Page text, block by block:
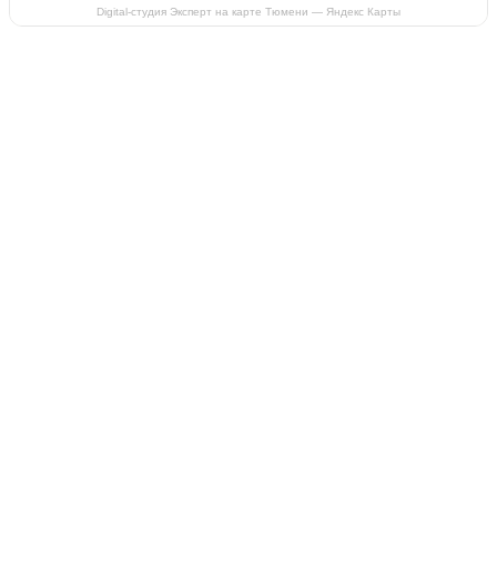
Digital-студия Эксперт на карте Тюмени — Яндекс Карты